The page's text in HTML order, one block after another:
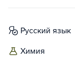
русский язык
химия